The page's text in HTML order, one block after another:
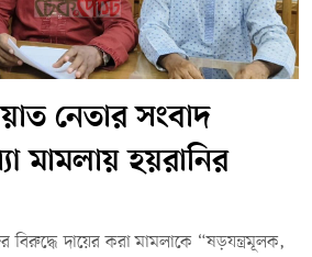
নেতার সংবাদ
মামলায় হয়রানির
দায়ের করা মামলাকে “ষড়যন্ত্রমূলক,